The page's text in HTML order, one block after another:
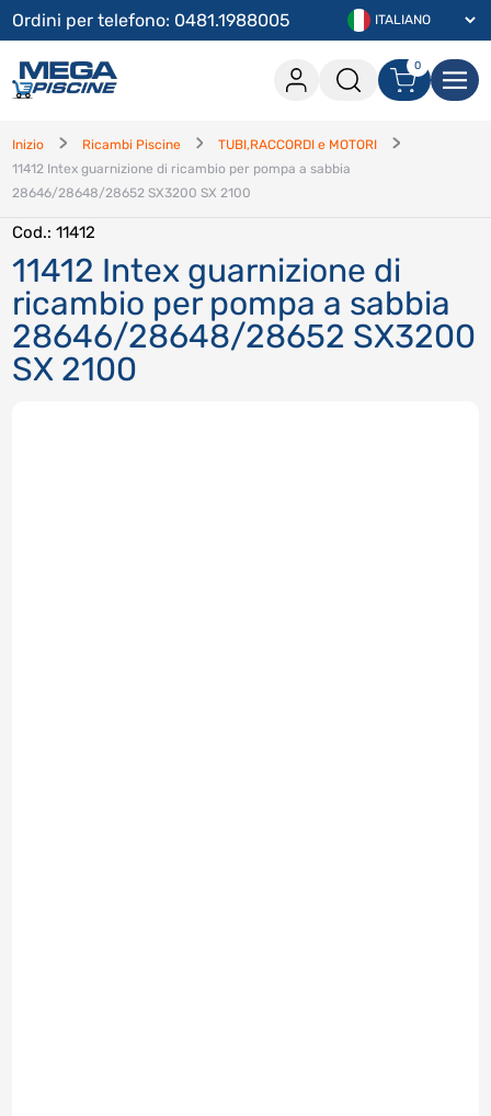
Ordini per telefono: 0481.1988005
0
Accesso
Accedi
Hai dimenticato la password ?
Hai dimenticato il nome utente?
Registrati
Inizio Ricambi Piscine
TUBI,RACCORDI e MOTORI
11412 Intex guarnizione di ricambio per pompa a sabbia
28646/28648/28652 SX3200 SX 2100
Cod.: 11412
11412 Intex guarnizione di
ricambio per pompa a sabbia
28646/28648/28652 SX3200
SX 2100